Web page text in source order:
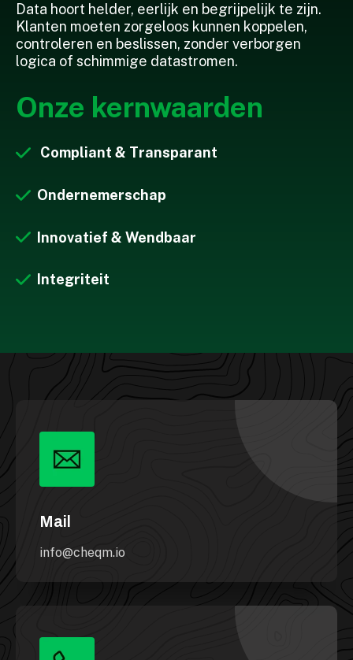
Data hoort helder, eerlijk en begrijpelijk te zijn.
Klanten moeten zorgeloos kunnen koppelen,
controleren en beslissen, zonder verborgen
logica of schimmige datastromen.
Onze kernwaarden
Compliant & Transparant
Ondernemerschap
Innovatief & Wendbaar
Integriteit
Mail
info@cheqm.io